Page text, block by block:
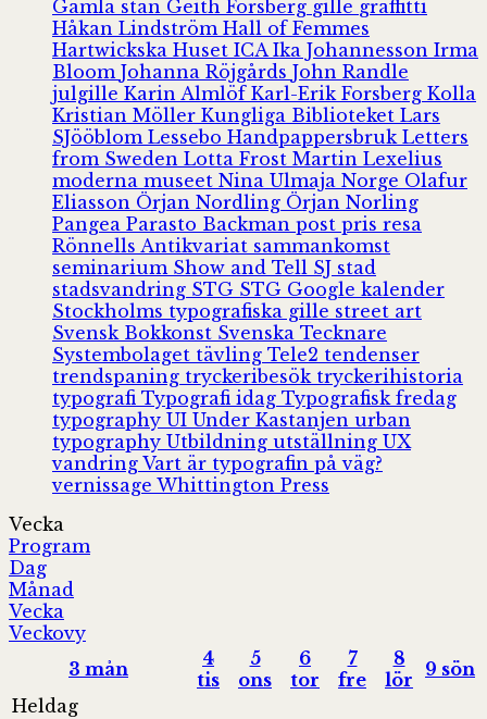
Gamla stan Geith Forsberg gille graffitti
Håkan Lindström Hall of Femmes
Hartwickska Huset ICA Ika Johannesson Irma
Bloom Johanna Röjgårds John Randle
julgille Karin Almlöf Karl-Erik Forsberg Kolla
Kristian Möller Kungliga Biblioteket Lars
SJööblom Lessebo Handpappersbruk Letters
from Sweden Lotta Frost Martin Lexelius
moderna museet Nina Ulmaja Norge Olafur
Eliasson Örjan Nordling Örjan Norling
Pangea Parasto Backman post pris resa
Rönnells Antikvariat sammankomst
seminarium Show and Tell SJ stad
stadsvandring STG STG Google kalender
Stockholms typografiska gille street art
Svensk Bokkonst Svenska Tecknare
Systembolaget tävling Tele2 tendenser
trendspaning tryckeribesök tryckerihistoria
typografi Typografi idag Typografisk fredag
typography UI Under Kastanjen urban
typography Utbildning utställning UX
vandring Vart är typografin på väg?
vernissage Whittington Press
Vecka
Program
Dag
Månad
Vecka
Veckovy
3 mån
4
tis
5
ons
6
tor
7
fre
8
lör
9 sön
Heldag